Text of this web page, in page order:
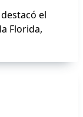
el
Florida,